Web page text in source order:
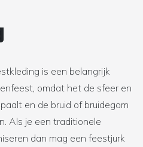
is een belangrijk
omdat het de sfeer en
en de bruid of bruidegom
Als je een traditionele
dan mag een feestjurk